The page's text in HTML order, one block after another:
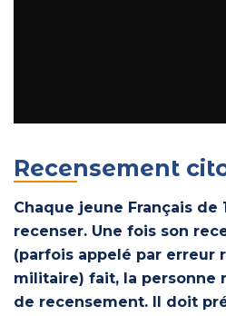
Recensement
Chaque jeune Français de
recenser. Une fois son
(parfois appelé par erreur
militaire) fait, la personne
de recensement. Il doit